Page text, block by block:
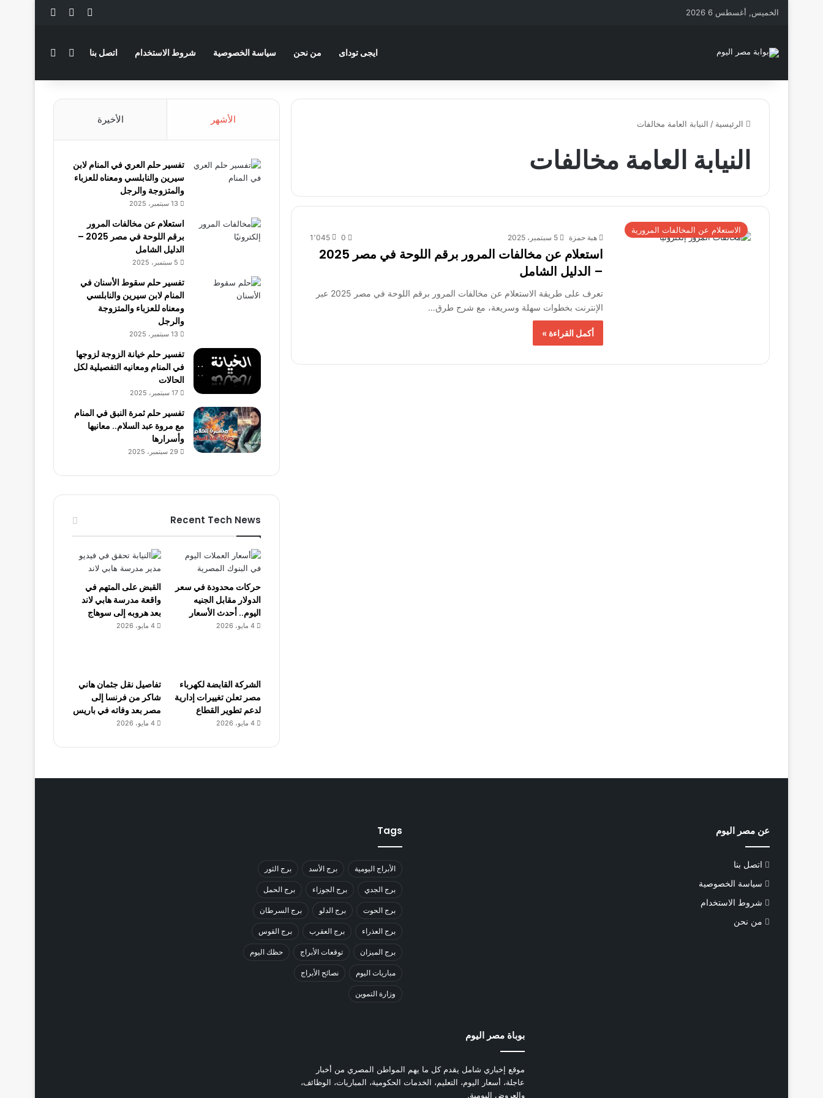
الخميس, أغسطس 6 2026 فيسبوك
ايجى توداى من نحن سياسة الخصوصية شروط الاستخدام اتصل بنا الوضع المظلم
الرئيسية / النيابة العامة مخالفات
النيابة العامة مخالفات
الاستعلام عن المخالفات المرورية
هبة حمزة 5 سبتمبر، 2025 0 1٬045
استعلام عن مخالفات المرور برقم اللوحة في مصر 2025
– الدليل الشامل
تعرف على طريقة الاستعلام عن مخالفات المرور برقم اللوحة في مصر 2025 عبر
الإنترنت بخطوات سهلة وسريعة، مع شرح طرق…
أكمل القراءة »
الأشهر الأخيرة
تفسير حلم العري في المنام لابن
سيرين والنابلسي ومعناه للعزباء
والمتزوجة والرجل
13 سبتمبر، 2025
استعلام عن مخالفات المرور
برقم اللوحة في مصر 2025 –
الدليل الشامل
5 سبتمبر، 2025
تفسير حلم سقوط الأسنان في
المنام لابن سيرين والنابلسي
ومعناه للعزباء والمتزوجة
والرجل
13 سبتمبر، 2025
تفسير حلم خيانة الزوجة لزوجها
في المنام ومعانيه التفصيلية لكل
الحالات
17 سبتمبر، 2025
تفسير حلم ثمرة النبق في المنام
مع مروة عبد السلام.. معانيها
وأسرارها
29 سبتمبر، 2025
Recent Tech News
حركات محدودة في سعر
الدولار مقابل الجنيه
اليوم.. أحدث الأسعار
4 مايو، 2026
القبض على المتهم في
واقعة مدرسة هابي لاند
بعد هروبه إلى سوهاج
4 مايو، 2026
الشركة القابضة لكهرباء
مصر تعلن تغييرات إدارية
لدعم تطوير القطاع
4 مايو، 2026
تفاصيل نقل جثمان هاني
شاكر من فرنسا إلى
مصر بعد وفاته في باريس
4 مايو، 2026
عن مصر اليوم
اتصل بنا
سياسة الخصوصية
شروط الاستخدام
من نحن
Tags
الأبراج اليومية برج الأسد برج الثور
برج الجدي برج الجوزاء برج الحمل
برج الحوت برج الدلو برج السرطان
برج العذراء برج العقرب برج القوس
برج الميزان توقعات الأبراج حظك اليوم
مباريات اليوم نصائح الأبراج
وزارة التموين
بوباة مصر اليوم
موقع إخباري شامل يقدم كل ما يهم المواطن المصري من أخبار
عاجلة، أسعار اليوم، التعليم، الخدمات الحكومية، المباريات، الوظائف،
والعروض اليومية.